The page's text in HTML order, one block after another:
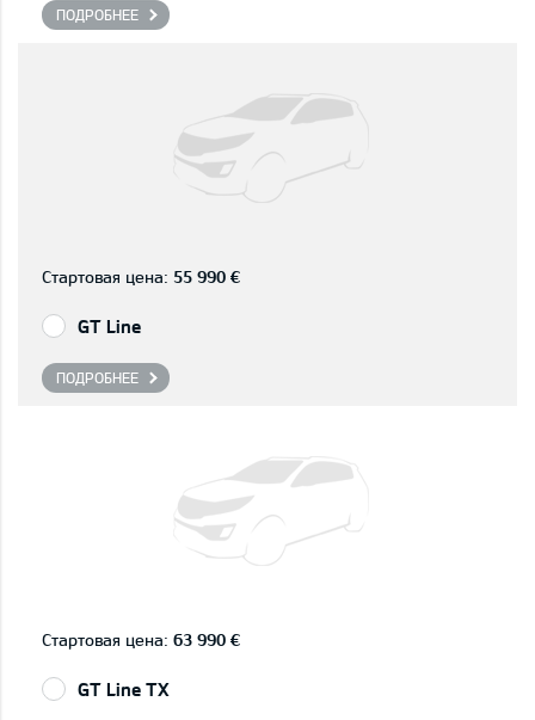
ПОДРОБНЕЕ
Стартовая цена: 55 990 €
GT Line
ПОДРОБНЕЕ
Стартовая цена: 63 990 €
GT Line TX